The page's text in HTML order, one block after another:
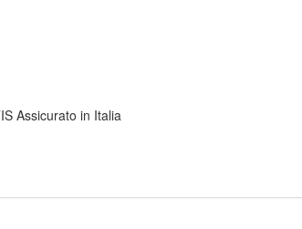
Assicurato in Italia